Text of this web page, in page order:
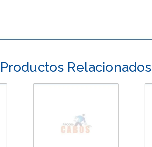
Productos Relacionados